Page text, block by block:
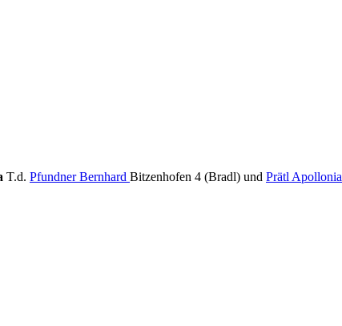
T.d. Pfundner Bernhard Bitzenhofen 4 (Bradl) und Prätl Apollonia